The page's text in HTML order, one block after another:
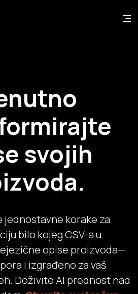
svojih
jednostavne korake za
bilo kojeg CSV-a u
opise proizvoda—
i izgrađeno za vaš
Doživite AI prednost nad